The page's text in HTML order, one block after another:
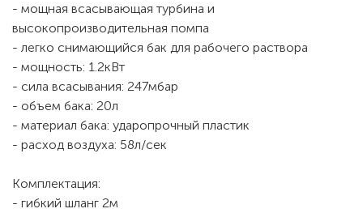
- мощная всасывающая турбина и
высокопроизводительная помпа
- легко снимающийся бак для рабочего раствора
- мощность: 1.2кВт
- сила всасывания: 247мбар
- объем бака: 20л
- материал бака: ударопрочный пластик
- расход воздуха: 58л/сек
Комплектация:
- гибкий шланг 2м